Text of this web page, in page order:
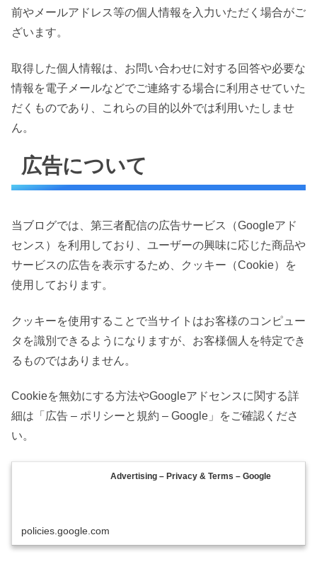
前やメールアドレス等の個人情報を入力いただく場合がご
ざいます。
取得した個人情報は、お問い合わせに対する回答や必要な
情報を電子メールなどでご連絡する場合に利用させていた
だくものであり、これらの目的以外では利用いたしませ
ん。
広告について
当ブログでは、第三者配信の広告サービス（Googleアド
センス）を利用しており、ユーザーの興味に応じた商品や
サービスの広告を表示するため、クッキー（Cookie）を
使用しております。
クッキーを使用することで当サイトはお客様のコンピュー
タを識別できるようになりますが、お客様個人を特定でき
るものではありません。
Cookieを無効にする方法やGoogleアドセンスに関する詳
細は「広告 – ポリシーと規約 – Google」をご確認くださ
い。
Advertising – Privacy & Terms – Google
policies.google.com